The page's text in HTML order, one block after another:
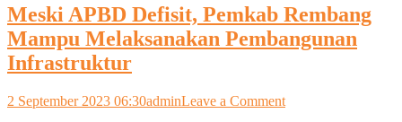
Meski APBD Defisit, Pemkab Rembang
Mampu Melaksanakan Pembangunan
Infrastruktur
2 September 2023 06:30adminLeave a Commenton